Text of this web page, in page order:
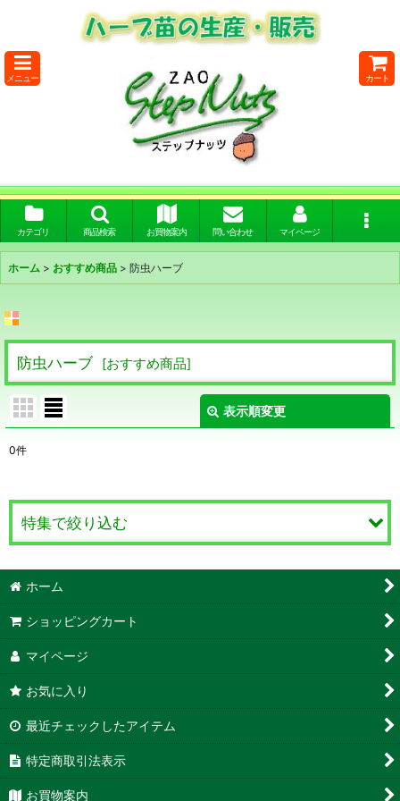
メニュー カート
カテゴリ 商品検索 お買物案内 問い合わせ マイページ
ホーム > おすすめ商品 > 防虫ハーブ
防虫ハーブ [おすすめ商品]
表示順変更
表示数
在庫あり
並び順:
0件
特集で絞り込む
ティーハーブ
クラフトハーブ
防虫ハーブ
観賞用ハーブ
ホーム
ショッピングカート
マイページ
お気に入り
最近チェックしたアイテム
特定商取引法表示
お買物案内